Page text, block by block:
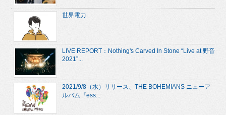
世界電力
LIVE REPORT：Nothing's Carved In Stone “Live at 野音
2021”...
2021/9/8（水）リリース、THE BOHEMIANS ニューア
ルバム『ess...